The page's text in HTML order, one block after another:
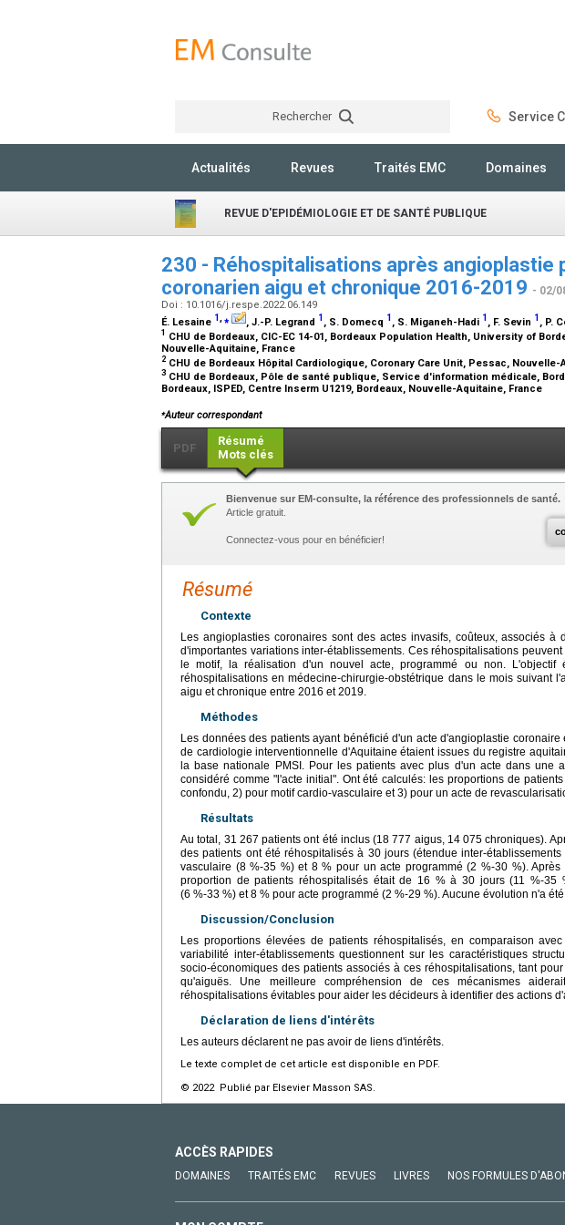
Rechercher Service
Actualités Revues Traités EMC Domaines
REVUE D'EPIDÉMIOLOGIE ET DE SANTÉ PUBLIQUE
230 - Réhospitalisations après angioplastie
coronarien aigu et chronique 2016-2019 - 02/
Doi : 10.1016/j.respe.2022.06.149
É. Lesaine 1,⁎ , J.-P. Legrand 1 , S. Domecq 1 , S. Miganeh-Hadi 1 , F. Sevin 1 , P.
1 CHU de Bordeaux, CIC-EC 14-01, Bordeaux Population Health, University of
Nouvelle-Aquitaine, France
2 CHU de Bordeaux Hôpital Cardiologique, Coronary Care Unit, Pessac, Nouvelle-
3 CHU de Bordeaux, Pôle de santé publique, Service d'information médicale,
Bordeaux, ISPED, Centre Inserm U1219, Bordeaux, Nouvelle-Aquitaine, France
⁎Auteur correspondant
PDF
Résumé
Mots clés
Bienvenue sur EM-consulte, la référence des professionnels de santé.
Article gratuit.
Connectez-vous pour en bénéficier!
Résumé
Contexte
Les angioplasties coronaires sont des actes invasifs, coûteux, associés à
d'importantes variations inter-établissements. Ces réhospitalisations
le motif, la réalisation d'un nouvel acte, programmé ou non. L'objectif
réhospitalisations en médecine-chirurgie-obstétrique dans le mois suivant
aigu et chronique entre 2016 et 2019.
Méthodes
Les données des patients ayant bénéficié d'un acte d'angioplastie
de cardiologie interventionnelle d'Aquitaine étaient issues du registre
la base nationale PMSI. Pour les patients avec plus d'un acte dans une
considéré comme "l'acte initial". Ont été calculés: les proportions de
confondu, 2) pour motif cardio-vasculaire et 3) pour un acte de
Résultats
Au total, 31 267 patients ont été inclus (18 777 aigus, 14 075 chroniques).
des patients ont été réhospitalisés à 30 jours (étendue inter-
vasculaire (8 %-35 %) et 8 % pour un acte programmé (2 %-30 %).
proportion de patients réhospitalisés était de 16 % à 30 jours (11 %-35
(6 %-33 %) et 8 % pour acte programmé (2 %-29 %). Aucune évolution n'a
Discussion/Conclusion
Les proportions élevées de patients réhospitalisés, en comparaison
variabilité inter-établissements questionnent sur les caractéristiques
socio-économiques des patients associés à ces réhospitalisations, tant
qu'aiguës. Une meilleure compréhension de ces mécanismes
réhospitalisations évitables pour aider les décideurs à identifier des actions
Déclaration de liens d'intérêts
Les auteurs déclarent ne pas avoir de liens d'intérêts.
Le texte complet de cet article est disponible en PDF.
© 2022 Publié par Elsevier Masson SAS.
ACCÈS RAPIDES
DOMAINES TRAITÉS EMC REVUES LIVRES NOS FORMULES